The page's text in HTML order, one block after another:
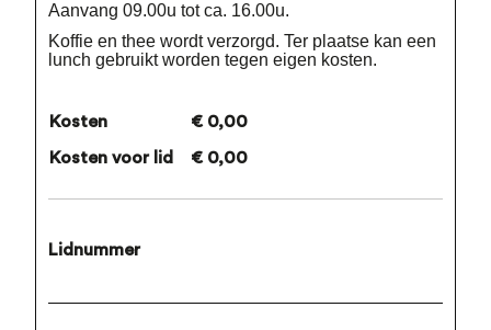
Aanvang 09.00u tot ca. 16.00u.
Koffie en thee wordt verzorgd. Ter plaatse kan een
lunch gebruikt worden tegen eigen kosten.
Kosten € 0,00
Kosten voor lid € 0,00
Lidnummer